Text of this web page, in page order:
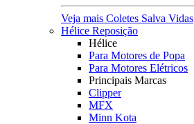
Veja mais Coletes Salva Vidas
Hélice Reposição
Hélice
Para Motores de Popa
Para Motores Elétricos
Principais Marcas
Clipper
MFX
Minn Kota